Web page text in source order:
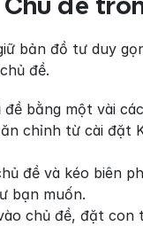
đề
bản đồ tư duy
đề.
bằng một vài
chỉnh từ cài đặt
đề và kéo biên
bạn muốn.
chủ đề, đặt